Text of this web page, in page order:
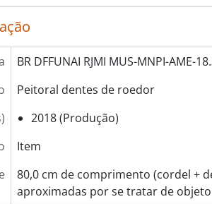
BR DFFUNAI RJMI MUS-MNPI-AME-
Peitoral dentes de roedor
2018 (Produção)
Item
80,0 cm de comprimento (cordel +
aproximadas por se tratar de